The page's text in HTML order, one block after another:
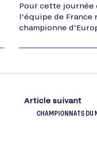
Pour cette journée
l'équipe de France
championne
Article suivant
CHAMPIONNATS DU